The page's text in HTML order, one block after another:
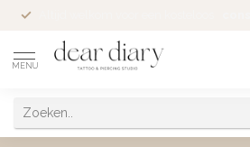
MENU